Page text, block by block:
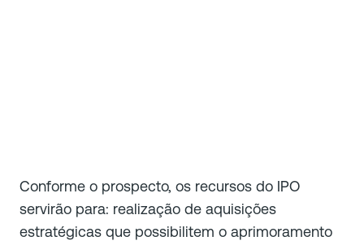
Conforme o prospecto, os recursos do IPO
servirão para: realização de aquisições
estratégicas que possibilitem o aprimoramento